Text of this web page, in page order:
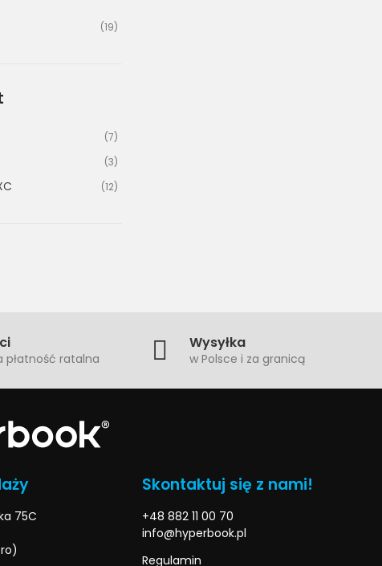
(19)
(7)
(3)
(12)
płatność ratalna
Wysyłka
w Polsce i za granicą
75C
Skontaktuj się z nami!
+48 882 11 00 70
info@hyperbook.pl
Regulamin